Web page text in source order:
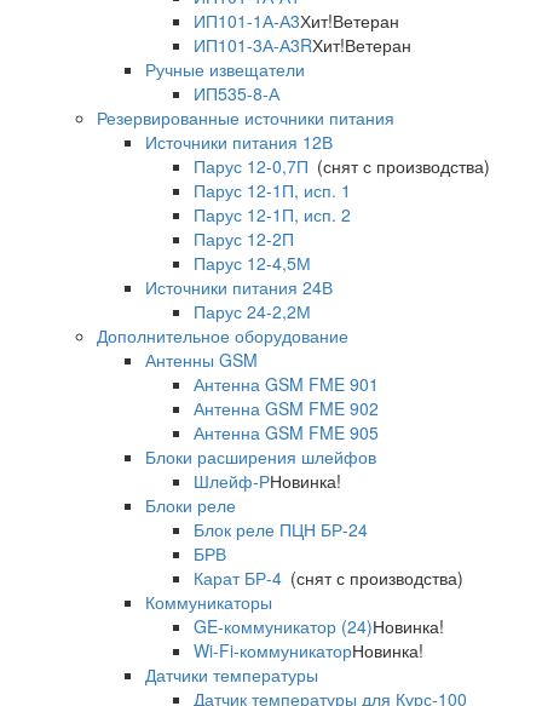
ИП101-1А-А3Хит!Ветеран
ИП101-3А-А3RХит!Ветеран
Ручные извещатели
ИП535-8-А
Резервированные источники питания
Источники питания 12В
Парус 12-0,7П (снят с производства)
Парус 12-1П, исп. 1
Парус 12-1П, исп. 2
Парус 12-2П
Парус 12-4,5М
Источники питания 24В
Парус 24-2,2М
Дополнительное оборудование
Антенны GSM
Антенна GSM FME 901
Антенна GSM FME 902
Антенна GSM FME 905
Блоки расширения шлейфов
Шлейф-РНовинка!
Блоки реле
Блок реле ПЦН БР-24
БРВ
Карат БР-4 (снят с производства)
Коммуникаторы
GE-коммуникатор (24)Новинка!
Wi-Fi-коммуникаторНовинка!
Датчики температуры
Датчик температуры для Курс-100